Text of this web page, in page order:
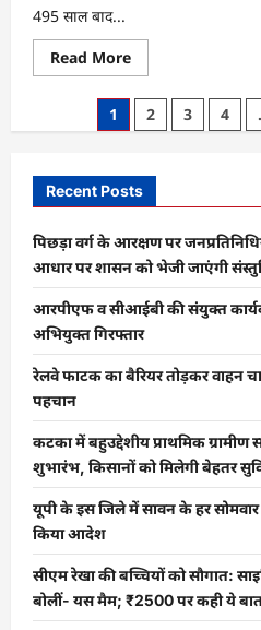
495 साल बाद...
Read MoreRead
more
अयोध्या
495
भव्य
महल
में
खेलेंगे
रामलला,
लगेंगे
56
भोग
1 2 3 4
Recent Posts
पिछड़ा वर्ग के आरक्षण पर
आधार पर शासन को भेजी जाएंगी
आरपीएफ व सीआईबी की संयुक्त
अभियुक्त गिरफ्तार
रेलवे फाटक का बैरियर तोड़कर वाहन
पहचान
कटका में बहुउद्देशीय प्राथमिक ग्रामीण
शुभारंभ, किसानों को मिलेगी बेहतर
यूपी के इस जिले में सावन के हर
किया आदेश
सीएम रेखा की बच्चियों को सौगात:
बोलीं- यस मैम; ₹2500 पर कही ये